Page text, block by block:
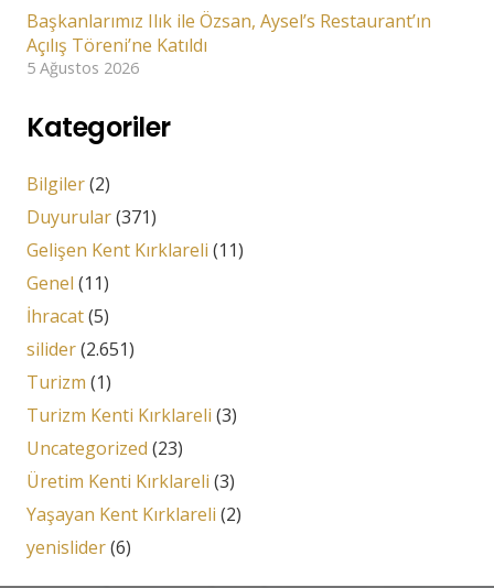
Başkanlarımız Ilık ile Özsan, Aysel’s Restaurant’ın
Açılış Töreni’ne Katıldı
5 Ağustos 2026
Kategoriler
Bilgiler(2)
Duyurular(371)
Gelişen Kent Kırklareli (11)
Genel (11)
İhracat(5)
silider(2.651)
Turizm (1)
Turizm Kenti Kırklareli (3)
Uncategorized (23)
Üretim Kenti Kırklareli (3)
Yaşayan Kent Kırklareli (2)
yenislider(6)